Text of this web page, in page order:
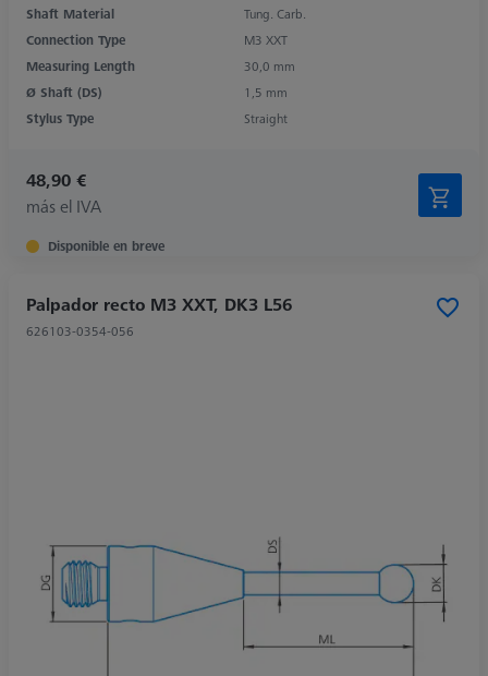
Shaft Material
Tung. Carb.
Connection Type
M3 XXT
Measuring Length
30,0 mm
Ø Shaft (DS)
1,5 mm
Stylus Type
Straight
48,90 €
más el IVA
Disponible en breve
Palpador recto M3 XXT, DK3 L56
626103-0354-056